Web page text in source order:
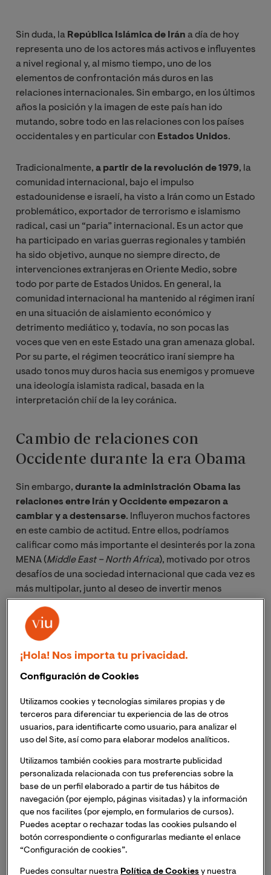
Sin duda, la República Islámica de Irán a día de hoy
representa uno de los actores más activos e influyentes
a nivel regional y, al mismo tiempo, uno de los
elementos de confrontación más duros en las
relaciones internacionales. Sin embargo, en los últimos
años la posición y la imagen de este país han ido
mutando, sobre todo en las relaciones con los países
occidentales y en particular con Estados Unidos.
Tradicionalmente, a partir de la revolución de 1979, la
comunidad internacional, bajo el impulso
estadounidense e israelí, ha visto a Irán como un Estado
problemático, exportador de terrorismo e islamismo
radical, casi un “paria” internacional. Es un actor que
ha participado en varias guerras regionales y también
ha sido objetivo, aunque no siempre directo, de
intervenciones extranjeras en Oriente Medio, sobre
todo por parte de Estados Unidos. En general, la
comunidad internacional ha mantenido al régimen iraní
en una situación de aislamiento económico y
detrimento mediático y, todavía, no son pocas las
voces que ven en este Estado una gran amenaza global.
Por su parte, el régimen teocrático iraní siempre ha
usado tonos muy duros hacia sus enemigos y promueve
una ideología islamista radical, basada en la
interpretación chií de la ley coránica.
Cambio de relaciones con
Occidente durante la era Obama
Sin embargo, durante la administración Obama las
relaciones entre Irán y Occidente empezaron a
cambiar y a destensarse. Influyeron muchos factores
en este cambio de actitud. Entre ellos, podríamos
calificar como más importante el desinterés por la zona
MENA (Middle East – North Africa), motivado por otros
desafíos de una sociedad internacional que cada vez es
más multipolar, junto al deseo de invertir menos
energías en el complicado y caótico contexto
medioriental. En consecuencia, Estados Unidos ha ido
actuando como una potencia imperial clásica, sin
que algún actor regional se hiciera hegemónico por
encima de los demás.
El acuerdo nuclear y sus
implicaciones
El 14 de julio de 2015 se estipuló en Ginebra elJoint
Comprehensive Plan Of Action(JCPOA), un acuerdo
sobre el desarrollo del
programa nuclear iraní entre
Irán, Estados Unidos, China, Rusia, Francia,
Alemania, Reino Unido y la Unión Europea.El
acuerdo fue fruto de largas negociaciones entre los
gobiernos occidentales y el gobierno de Rohani y tenía
¡Hola! Nos importa tu privacidad.
Configuración de Cookies
Utilizamos cookies y tecnologías similares propias y de
terceros para diferenciar tu experiencia de las de otros
usuarios, para identificarte como usuario, para analizar el
uso del Site, así como para elaborar modelos analíticos.
Utilizamos también cookies para mostrarte publicidad
personalizada relacionada con tus preferencias sobre la
base de un perfil elaborado a partir de tus hábitos de
navegación (por ejemplo, páginas visitadas) y la información
que nos facilites (por ejemplo, en formularios de cursos).
Puedes aceptar o rechazar todas las cookies pulsando el
botón correspondiente o configurarlas mediante el enlace
“Configuración de cookies”.
Puedes consultar nuestra Política de Cookies y nuestra